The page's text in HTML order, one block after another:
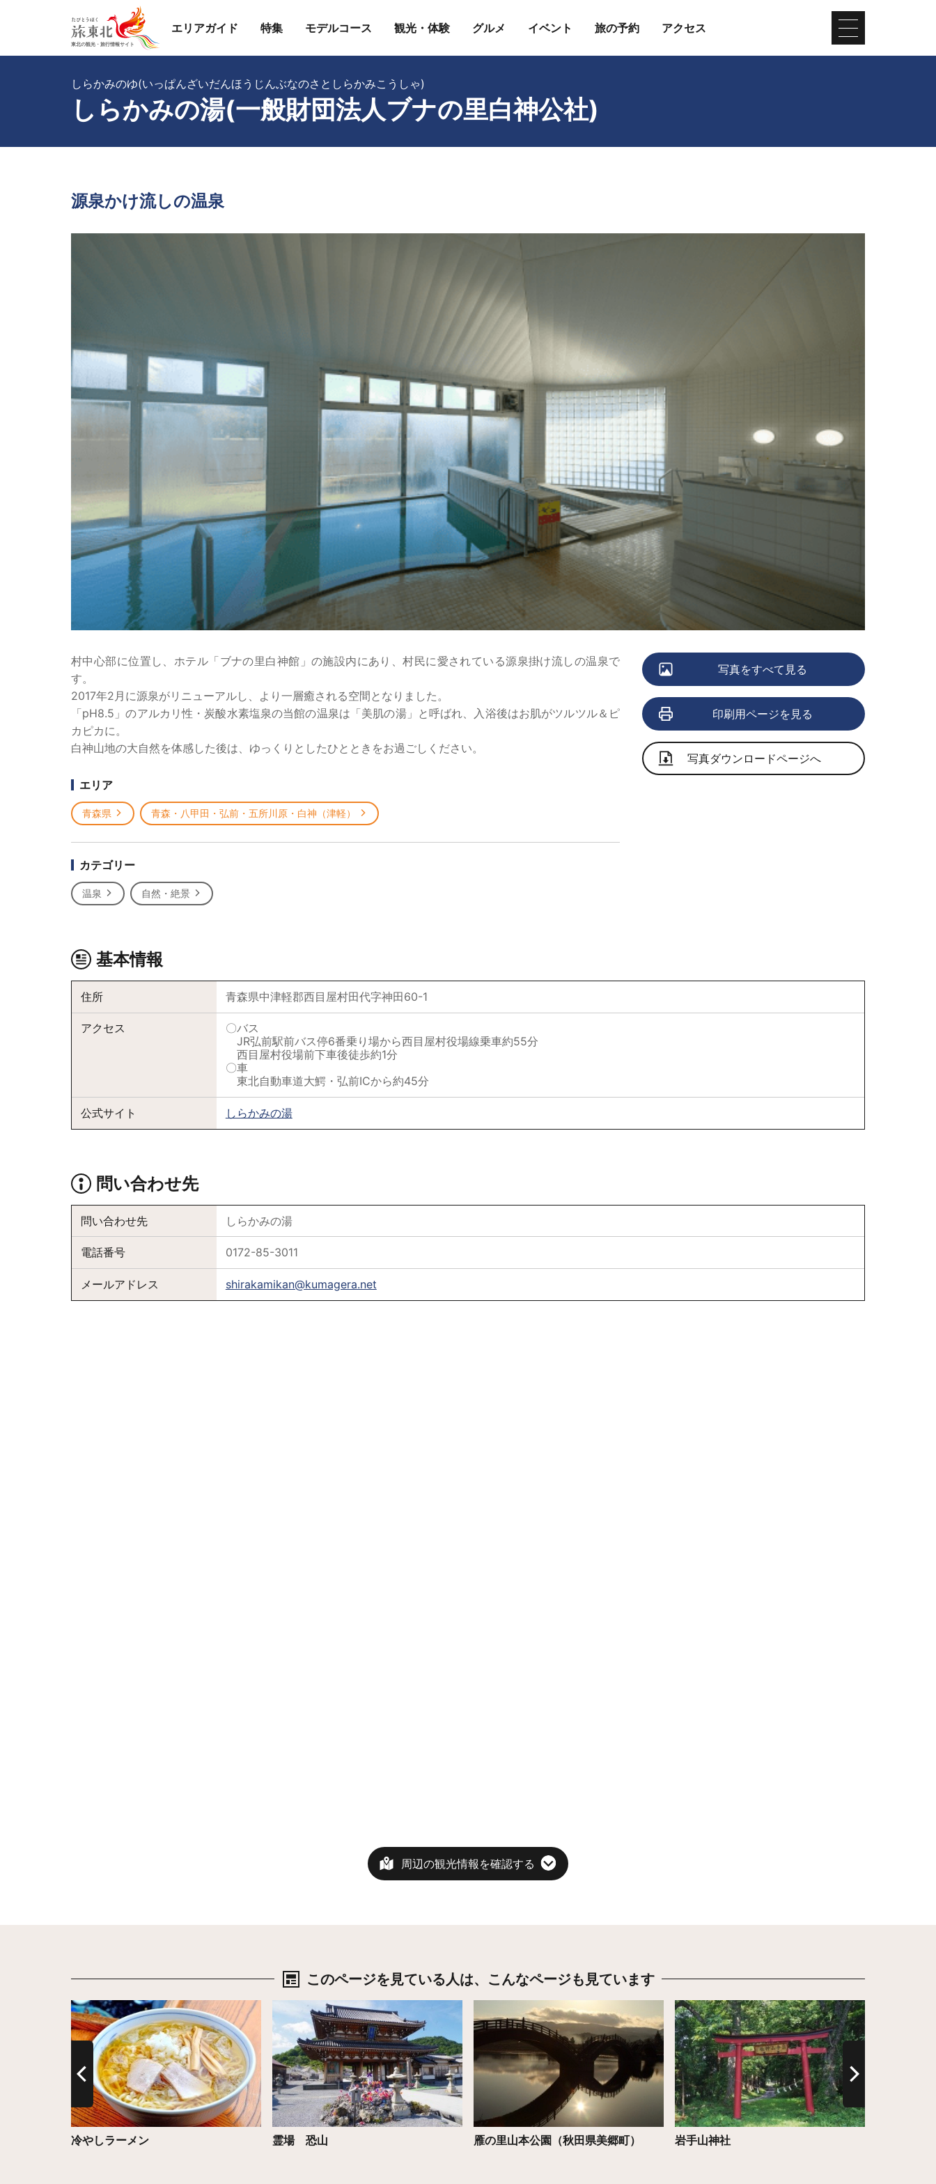
エリアガイド 特集 モデルコース 観光・体験 グルメ イベント 旅の予約 アクセス
しらかみの湯(一般財団法人ブナの里白神公社)
しらかみのゆ(いっぱんざいだんほうじんぶなのさとしらかみこうしゃ)
源泉かけ流しの温泉
村中心部に位置し、ホテル「ブナの里白神館」の施設内にあり、村民に愛されている源泉掛け流しの温泉で
す。
2017年2月に源泉がリニューアルし、より一層癒される空間となりました。
「pH8.5」のアルカリ性・炭酸水素塩泉の当館の温泉は「美肌の湯」と呼ばれ、入浴後はお肌がツルツル＆ピ
カピカに。
白神山地の大自然を体感した後は、ゆっくりとしたひとときをお過ごしください。
エリア
青森県 青森・八甲田・弘前・五所川原・白神（津軽）
カテゴリー
温泉 自然・絶景
写真をすべて見る
印刷用ページを見る
写真ダウンロードページへ
基本情報
住所 青森県中津軽郡西目屋村田代字神田60-1
アクセス
〇バス
JR弘前駅前バス停6番乗り場から西目屋村役場線乗車約55分
西目屋村役場前下車後徒歩約1分
〇車
東北自動車道大鰐・弘前ICから約45分
公式サイト しらかみの湯
問い合わせ先
問い合わせ先 しらかみの湯
電話番号 0172-85-3011
メールアドレス shirakamikan@kumagera.net
周辺の観光情報を確認する
このページを見ている人は、 こんなページも見ています
冷やしラーメン
詳細はこちら
霊場 恐山
詳細はこちら
雁の里山本公園（秋田県美郷町）
詳細はこちら
岩手山神社
詳細はこちら